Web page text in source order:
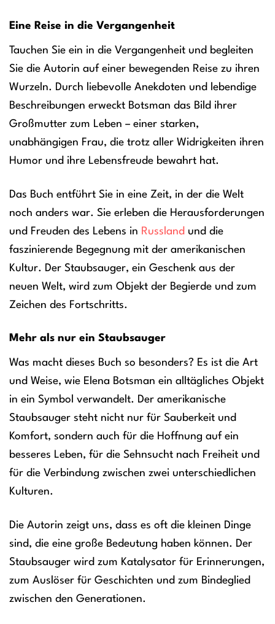
Eine Reise in die Vergangenheit
Tauchen Sie ein in die Vergangenheit und begleiten
Sie die Autorin auf einer bewegenden Reise zu ihren
Wurzeln. Durch liebevolle Anekdoten und lebendige
Beschreibungen erweckt Botsman das Bild ihrer
Großmutter zum Leben – einer starken,
unabhängigen Frau, die trotz aller Widrigkeiten ihren
Humor und ihre Lebensfreude bewahrt hat.
Das Buch entführt Sie in eine Zeit, in der die Welt
noch anders war. Sie erleben die Herausforderungen
und Freuden des Lebens in Russland und die
faszinierende Begegnung mit der amerikanischen
Kultur. Der Staubsauger, ein Geschenk aus der
neuen Welt, wird zum Objekt der Begierde und zum
Zeichen des Fortschritts.
Mehr als nur ein Staubsauger
Was macht dieses Buch so besonders? Es ist die Art
und Weise, wie Elena Botsman ein alltägliches Objekt
in ein Symbol verwandelt. Der amerikanische
Staubsauger steht nicht nur für Sauberkeit und
Komfort, sondern auch für die Hoffnung auf ein
besseres Leben, für die Sehnsucht nach Freiheit und
für die Verbindung zwischen zwei unterschiedlichen
Kulturen.
Die Autorin zeigt uns, dass es oft die kleinen Dinge
sind, die eine große Bedeutung haben können. Der
Staubsauger wird zum Katalysator für Erinnerungen,
zum Auslöser für Geschichten und zum Bindeglied
zwischen den Generationen.